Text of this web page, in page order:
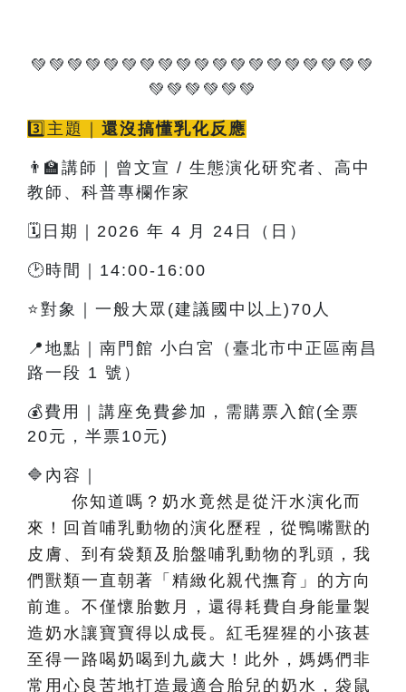
💚💚💚💚💚💚💚💚💚💚💚💚💚💚💚💚💚💚💚
💚💚💚💚💚💚
3️⃣主題｜ 還沒搞懂乳化反應
👨‍🏫講師｜曾文宣 / 生態演化研究者、高中
教師、科普專欄作家
🗓️日期｜2026 年 4 月 24日（日）
🕑時間｜14:00-16:00
⭐對象｜一般大眾(建議國中以上)70人
📍地點｜南門館 小白宮（臺北市中正區南昌
路一段 1 號）
💰費用｜講座免費參加，需購票入館(全票
20元，半票10元)
🔷內容 ｜
你知道嗎？奶水竟然是從汗水演化而
來！回首哺乳動物的演化歷程，從鴨嘴獸的
皮膚、到有袋類及胎盤哺乳動物的乳頭，我
們獸類一直朝著「精緻化親代撫育」的方向
前進。不僅懷胎數月，還得耗費自身能量製
造奶水讓寶寶得以成長。紅毛猩猩的小孩甚
至得一路喝奶喝到九歲大！此外，媽媽們非
常用心良苦地打造最適合胎兒的奶水，袋鼠